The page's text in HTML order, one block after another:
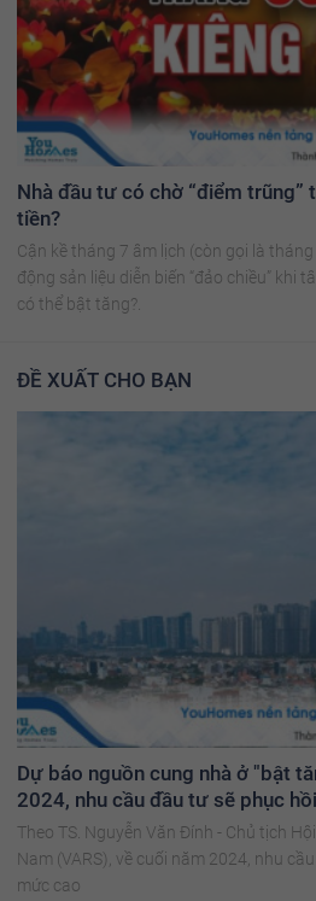
Nhà đầu tư có chờ “điểm trũng”
tiền?
Cận kề tháng 7 âm lịch (còn gọi là
động sản liệu diễn biến “đảo chiều” khi
có thể bật tăng?.
ĐỀ XUẤT CHO BẠN
Dự báo nguồn cung nhà ở "bật
2024, nhu cầu đầu tư sẽ phục
Theo TS. Nguyễn Văn Đính - Chủ tịch
Nam (VARS), về cuối năm 2024, nhu
mức cao